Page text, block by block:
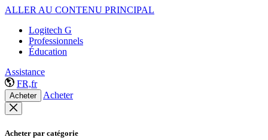
ALLER AU CONTENU PRINCIPAL
Logitech G
Professionnels
Éducation
Assistance
FR,fr
Acheter Acheter
Acheter par catégorie